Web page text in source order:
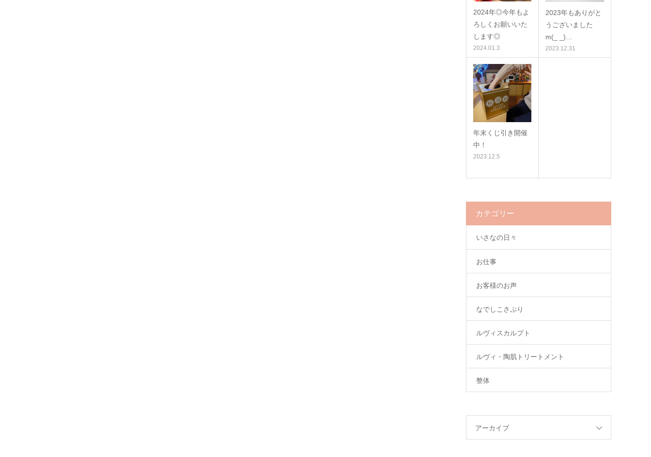
2024年◎今年もよ
ろしくお願いいた
します◎
2024.01.3
2023年もありがと
うございました
m(_ _)…
2023.12.31
年末くじ引き開催
中！
2023.12.5
カテゴリー
いさなの日々
お仕事
お客様のお声
なでしこさぷり
ルヴィスカルプト
ルヴィ・陶肌トリートメント
整体
アーカイブ